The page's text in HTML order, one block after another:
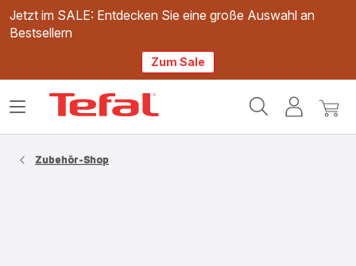
Jetzt im SALE: Entdecken Sie eine große Auswahl an
Bestsellern
Zum Sale
Mein
Mein
Das
Zubehör-Shop